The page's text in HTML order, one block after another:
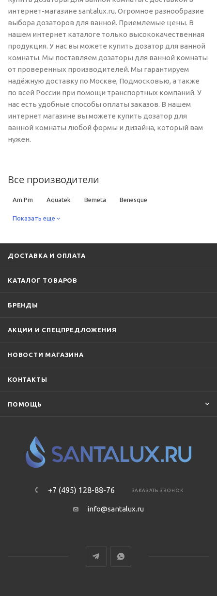
интернет-магазине santalux.ru. Огромное разнообразие
выбора дозаторов для ванной. Приемлемые цены. В
нашем интернет каталоге только высококачественная
продукция. У нас вы можете купить дозатор для ванной
комнаты. Мы поставляем дозаторы для ванной комнаты
от проверенных производителей. Мы гарантируем
надёжную доставку по Москве, Подмосковью, а также
по всей России при помощи транспортных компаний. У
нас есть удобные способы оплаты заказов. В нашем
интернет магазине вы можете купить дозатор для
ванной комнаты любой формы и дизайна, который вам
нужен.
Все производители
Am.Pm Aquatek Bemeta Benesque
Bronze de Luxe
Ravak Rush Sapho
Показать еще
ДОСТАВКА И ОПЛАТА
КАТАЛОГ ТОВАРОВ
БРЕНДЫ
АКЦИИ И СПЕЦПРЕДЛОЖЕНИЯ
НОВОСТИ МАГАЗИНА
КОНТАКТЫ
ПОМОЩЬ
+7 (495) 128-88-76 ЗАКАЗАТЬ ЗВОНОК
info@santalux.ru